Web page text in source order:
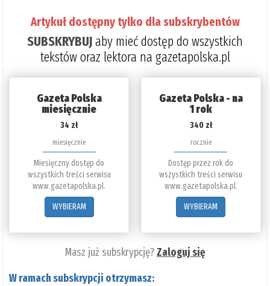
Artykuł dostępny tylko dla subskrybentów
SUBSKRYBUJaby mieć dostęp do wszystkich
tekstów oraz lektora na gazetapolska.pl
Gazeta Polska
miesięcznie
34 zł
miesięcznie
Miesięczny dostęp do
wszystkich treści serwisu
www.gazetapolska.pl.
WYBIERAM
Gazeta Polska - na
1 rok
340 zł
rocznie
Dostęp przez rok do
wszystkich treści serwisu
www.gazetapolska.pl.
WYBIERAM
Masz już subskrypcję?Zaloguj się
W ramach subskrypcji otrzymasz: